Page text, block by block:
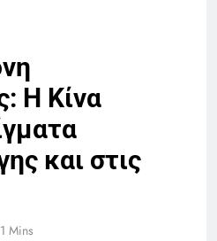
Η Κίνα
και στις
1 Mins